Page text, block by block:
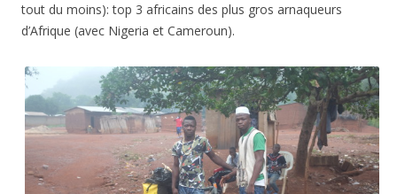
tout du moins): top 3 africains des plus gros arnaqueurs
d’Afrique (avec Nigeria et Cameroun).